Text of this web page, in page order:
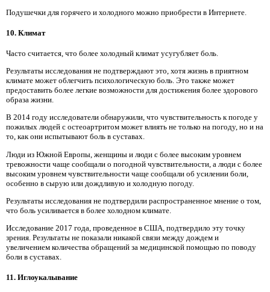
Подушечки для горячего и холодного можно приобрести в Интернете.
10. Климат
Часто считается, что более холодный климат усугубляет боль.
Результаты исследования не подтверждают это, хотя жизнь в приятном
климате может облегчить психологическую боль. Это также может
предоставить более легкие возможности для достижения более здорового
образа жизни.
В 2014 году исследователи обнаружили, что чувствительность к погоде у
пожилых людей с остеоартритом может влиять не только на погоду, но и на
то, как они испытывают боль в суставах.
Люди из Южной Европы, женщины и люди с более высоким уровнем
тревожности чаще сообщали о погодной чувствительности, а люди с более
высоким уровнем чувствительности чаще сообщали об усилении боли,
особенно в сырую или дождливую и холодную погоду.
Результаты исследования не подтвердили распространенное мнение о том,
что боль усиливается в более холодном климате.
Исследование 2017 года, проведенное в США, подтвердило эту точку
зрения. Результаты не показали никакой связи между дождем и
увеличением количества обращений за медицинской помощью по поводу
боли в суставах.
11. Иглоукалывание